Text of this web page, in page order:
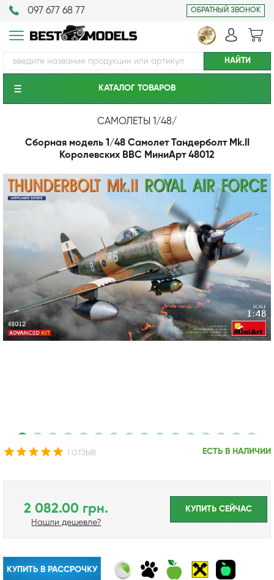
097 677 68 77 ОБРАТНЫЙ ЗВОНОК
КАТАЛОГ ТОВАРОВ
САМОЛЕТЫ 1/48/
Сборная модель 1/48 Самолет Тандерболт Mk.II
Королевских ВВС МиниАрт 48012
1 ОТЗЫВ ЕСТЬ В НАЛИЧИИ
2 082.00 грн.
Нашли дешевле?
КУПИТЬ CЕЙЧАС
КУПИТЬ В РАССРОЧКУ